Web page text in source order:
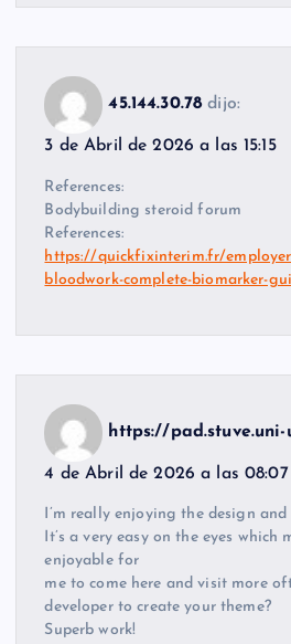
45.144.30.78 dijo:
3 de Abril de 2026 a las 15:15
References:
Bodybuilding steroid forum
References:
https://quickfixinterim.fr/
bloodwork-complete-biomarker-
https://pad.stuve.uni-
4 de Abril de 2026 a las 08:07
I’m really enjoying the design
It’s a very easy on the eyes which
enjoyable for
me to come here and visit more
developer to create your theme?
Superb work!